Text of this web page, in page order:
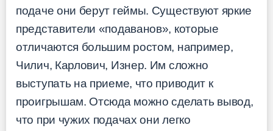
подаче они берут геймы. Существуют яркие
представители «подаванов», которые
отличаются большим ростом, например,
Чилич, Карлович, Изнер. Им сложно
выступать на приеме, что приводит к
проигрышам. Отсюда можно сделать вывод,
что при чужих подачах они легко